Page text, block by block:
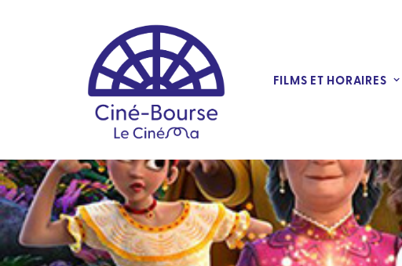
FILMS ET HORAIRES